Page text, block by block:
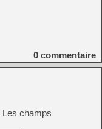
0 commentaire
Les champs